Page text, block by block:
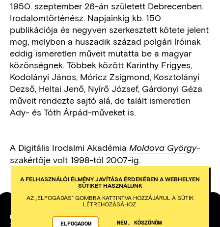
1950. szeptember 26-án született Debrecenben.
Irodalomtörténész. Napjainkig kb. 150
publikációja és negyven szerkesztett kötete jelent
meg, melyben a huszadik század polgári íróinak
eddig ismeretlen műveit mutatta be a magyar
közönségnek. Többek között Karinthy Frigyes,
Kodolányi János, Móricz Zsigmond, Kosztolányi
Dezső, Heltai Jenő, Nyírő József, Gárdonyi Géza
műveit rendezte sajtó alá, de talált ismeretlen
Ady- és Tóth Árpád-műveket is.
A Digitális Irodalmi Akadémia Moldova György-
szakértője volt 1998-tól 2007-ig.
PETŐFI IRODALMI MÚZEUM
1053
KÁROLYI UTCA 16.
A FELHASZNÁLÓI ÉLMÉNY JAVÍTÁSA ÉRDEKÉBEN A WEBHELYEN
SÜTIKET HASZNÁLUNK
AZ „ELFOGADÁS” GOMBRA KATTINTVA HOZZÁJÁRUL A SÜTIK
LÉTREHOZÁSÁHOZ.
ELFOGADOM NEM, KÖSZÖNÖM